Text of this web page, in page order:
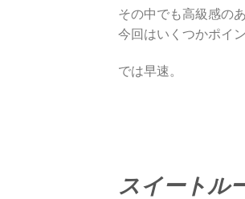
その中でも高級感の
今回はいくつかポイ
では早速。
スイートル